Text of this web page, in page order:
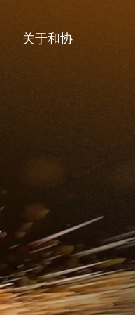
关于和协